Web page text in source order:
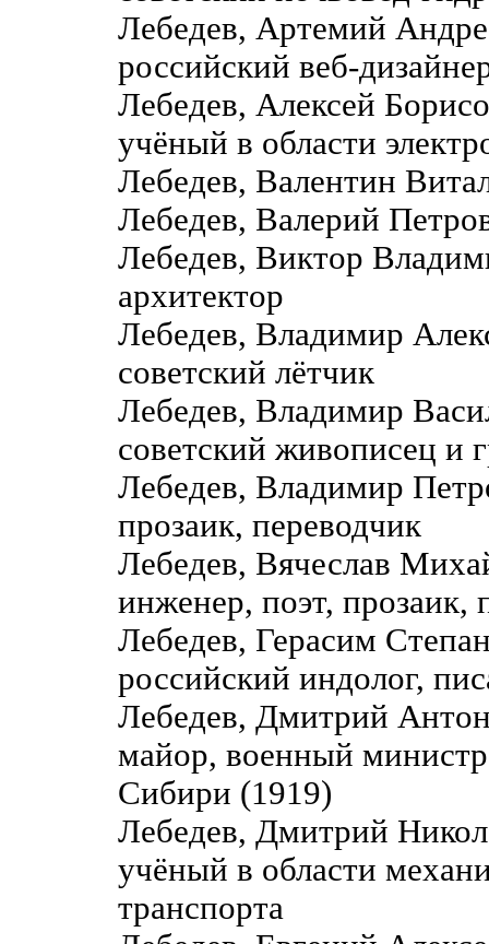
Лебедев, Артемий
российский веб-
Лебедев, Алексей
учёный в области
Лебедев, Валентин
Лебедев, Валерий
Лебедев, Виктор
архитектор
Лебедев, Владимир
советский лётчик
Лебедев, Владимир
советский живописец и
Лебедев, Владимир
прозаик, переводчик
Лебедев, Вячеслав
инженер, поэт, прозаик,
Лебедев, Герасим
российский индолог,
Лебедев, Дмитрий
майор, военный министр
Сибири (1919)
Лебедев, Дмитрий
учёный в области
транспорта